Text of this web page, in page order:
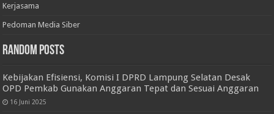
Kerjasama
Pedoman Media Siber
Random Posts
Kebijakan Efisiensi, Komisi I DPRD Lampung Selatan Desak
OPD Pemkab Gunakan Anggaran Tepat dan Sesuai Anggaran
16 Juni 2025